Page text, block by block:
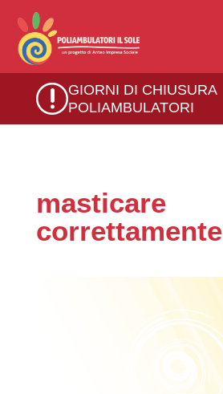
rGIORNI DI CHIUSURA
POLIAMBULATORI
masticare
correttamente